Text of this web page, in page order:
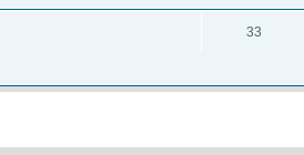
33